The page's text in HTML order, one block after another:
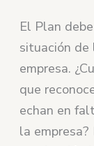
El Plan
situación de
empresa.
que
echan en
la empresa?